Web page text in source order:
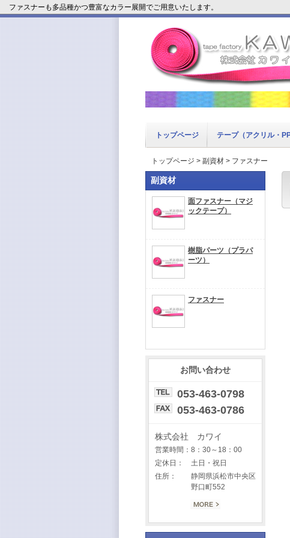
ファスナーも多品種かつ豊富なカラー展開でご用意いたします。
トップページ テープ（アクリル・
トップページ > 副資材 > ファスナー
副資材
面ファスナー（マジ
ックテープ）
樹脂パーツ（プラパ
ーツ）
ファスナー
お問い合わせ
053-463-0798
053-463-0786
株式会社 カワイ
営業時間： 8：30～18：00
定休日：
土日・祝日
住所：
静岡県浜松市中央区
野口町552